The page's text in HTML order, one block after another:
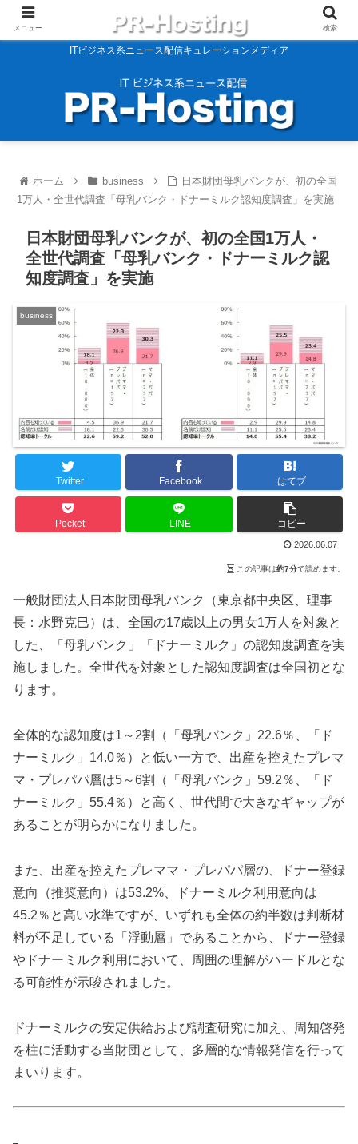
ITビジネス系ニュース配信キュレーションメディア
ホーム business
日本財団母乳バンクが、初の全国
1万人・全世代調査「母乳バンク・ドナーミルク認知度調査」を実施
日本財団母乳バンクが、初の全国1万人・
全世代調査「母乳バンク・ドナーミルク認
知度調査」を実施
business
Twitter Facebook はてブ
Pocket LINE コピー
2026.06.07
この記事は約7分で読めます。
一般財団法人日本財団母乳バンク（東京都中央区、理事
長：水野克巳）は、全国の17歳以上の男女1万人を対象と
した、「母乳バンク」「ドナーミルク」の認知度調査を実
施しました。全世代を対象とした認知度調査は全国初とな
ります。
全体的な認知度は1～2割（「母乳バンク」22.6％、「ド
ナーミルク」14.0％）と低い一方で、出産を控えたプレマ
マ・プレパパ層は5～6割（「母乳バンク」59.2％、「ド
ナーミルク」55.4％）と高く、世代間で大きなギャップが
あることが明らかになりました。
また、出産を控えたプレママ・プレパパ層の、ドナー登録
意向（推奨意向）は53.2%、ドナーミルク利用意向は
45.2％と高い水準ですが、いずれも全体の約半数は判断材
料が不足している「浮動層」であることから、ドナー登録
やドナーミルク利用において、周囲の理解がハードルとな
る可能性が示唆されました。
ドナーミルクの安定供給および調査研究に加え、周知啓発
を柱に活動する当財団として、多層的な情報発信を行って
まいります。
メニュー 検索